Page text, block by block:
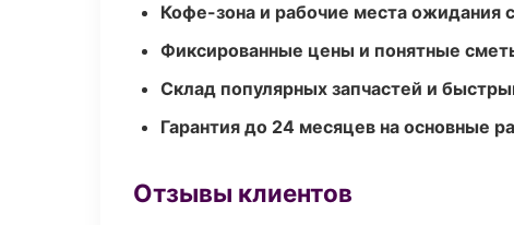
Кофе-зона и рабочие места ожидания
Фиксированные цены и понятные
Склад популярных запчастей и
Гарантия до 24 месяцев на основные
Отзывы клиентов